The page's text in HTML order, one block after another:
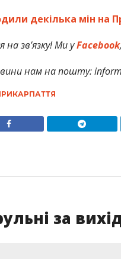
декілька мін на
зв’язку! Ми уFacebook,
нам на пошту:
за